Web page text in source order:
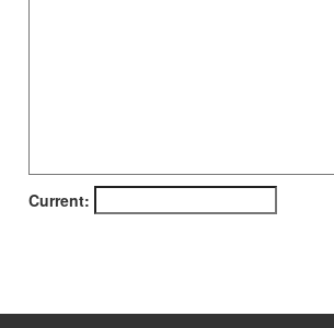
Current: